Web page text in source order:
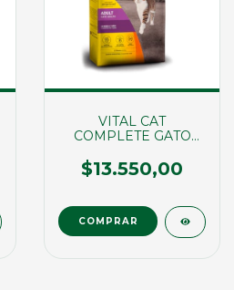
VITAL CAT
COMPLETE GATO
(01668)
$13.550,00